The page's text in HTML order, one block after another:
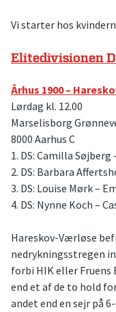
Vi starter hos
Elitedivisionen
Århus 1900 –
Lørdag kl. 12.00
Marselisborg
8000 Aarhus C
1. DS: Camilla
2. DS: Barbara
3. DS: Louise Mørk –
4. DS: Nynne Koch –
Hareskov-Værløse
nedrykningsstregen
forbi HIK eller Fruens
end et af de to hold
andet end en sejr på